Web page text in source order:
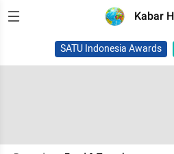
Kabar
SATU Indonesia Awards